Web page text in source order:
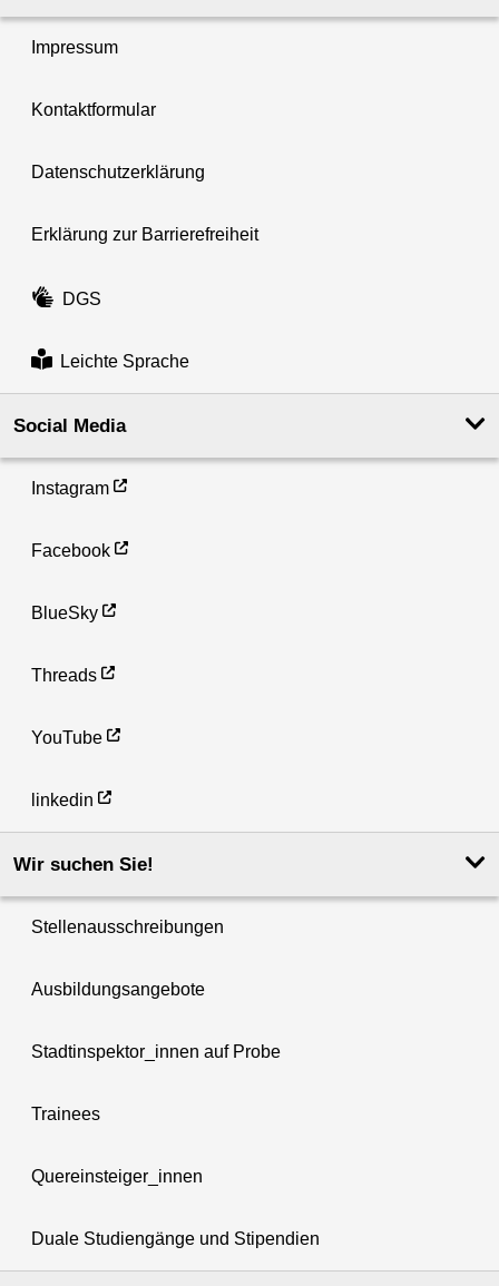
Impressum
Kontaktformular
Datenschutzerklärung
Erklärung zur Barrierefreiheit
DGS
Leichte Sprache
Social Media
Instagram
Facebook
BlueSky
Threads
YouTube
linkedin
Wir suchen Sie!
Stellenausschreibungen
Ausbildungsangebote
Stadtinspektor_innen auf Probe
Trainees
Quereinsteiger_innen
Duale Studiengänge und Stipendien